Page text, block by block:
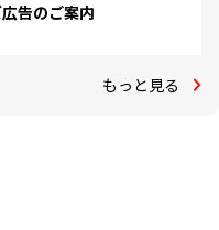
告のご案内
もっと見る